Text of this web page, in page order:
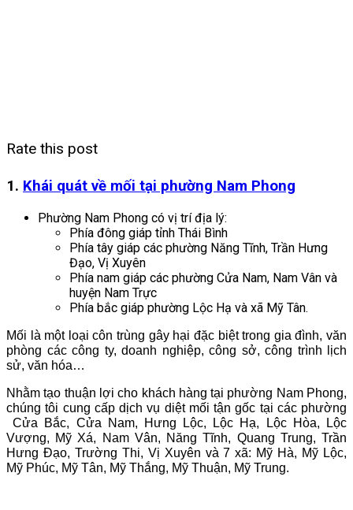
Rate this post
1. Khái quát về mối tại phường Nam Phong
Phường Nam Phong có vị trí địa lý:
Phía đông giáp tỉnh Thái Bình
Phía tây giáp các phường Năng Tĩnh, Trần Hưng
Đạo, Vị Xuyên
Phía nam giáp các phường Cửa Nam, Nam Vân và
huyện Nam Trực
Phía bắc giáp phường Lộc Hạ và xã Mỹ Tân.
Mối là một loại côn trùng gây hại đặc biệt trong gia đình, văn
phòng các công ty, doanh nghiệp, công sở, công trình lịch
sử, văn hóa…
Nhằm tạo thuận lợi cho khách hàng tại phường Nam Phong,
chúng tôi cung cấp dịch vụ diệt mối tận gốc tại các phường
Cửa Bắc, Cửa Nam, Hưng Lộc, Lộc Hạ, Lộc Hòa, Lộc
Vượng, Mỹ Xá, Nam Vân, Năng Tĩnh, Quang Trung, Trần
Hưng Đạo, Trường Thi, Vị Xuyên và 7 xã: Mỹ Hà, Mỹ Lộc,
Mỹ Phúc, Mỹ Tân, Mỹ Thắng, Mỹ Thuận, Mỹ Trung.